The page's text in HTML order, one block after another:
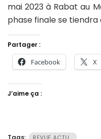
mai 2023 à Rabat au
phase finale se tiendra
Partager :
Facebook X
J’aime ça :
Tags: